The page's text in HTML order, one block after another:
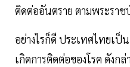
ติดต่ออันตราย ตามพระรา
อย่างไรก็ดี ประเทศไทยเป็
เกิดการติดต่อของโรค ดังก